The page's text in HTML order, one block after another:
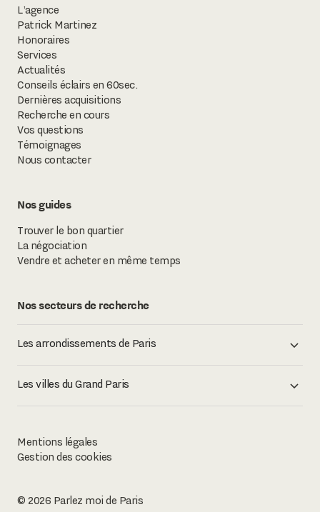
L’agence
Patrick Martinez
Honoraires
Services
Actualités
Conseils éclairs en 60sec.
Dernières acquisitions
Recherche en cours
Vos questions
Témoignages
Nous contacter
Nos guides
Trouver le bon quartier
La négociation
Vendre et acheter en même temps
Nos secteurs de recherche
Les arrondissements de Paris
Les villes du Grand Paris
Mentions légales
Gestion des cookies
© 2026 Parlez moi de Paris